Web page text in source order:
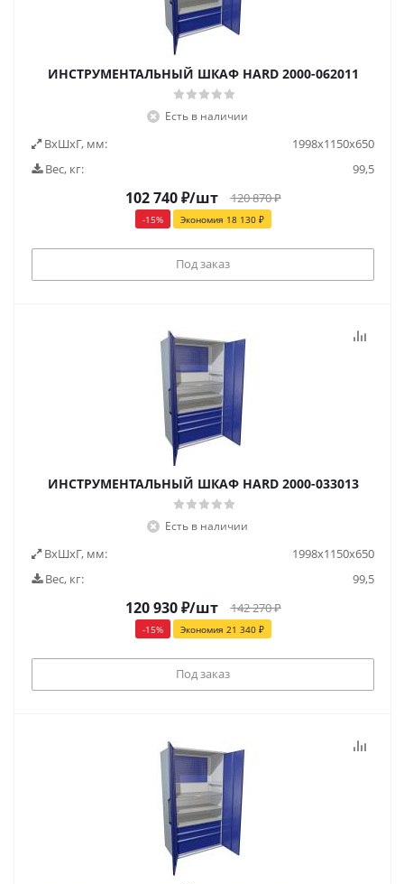
ИНСТРУМЕНТАЛЬНЫЙ ШКАФ HARD 2000-062011
Есть в наличии
ВxШxГ, мм:
1998x1150x650
Вес, кг:
99,5
102 740₽/шт 120 870₽
-15% Экономия 18 130₽
Под заказ
ИНСТРУМЕНТАЛЬНЫЙ ШКАФ HARD 2000-033013
Есть в наличии
ВxШxГ, мм:
1998x1150x650
Вес, кг:
99,5
120 930₽/шт 142 270₽
-15% Экономия 21 340₽
Под заказ